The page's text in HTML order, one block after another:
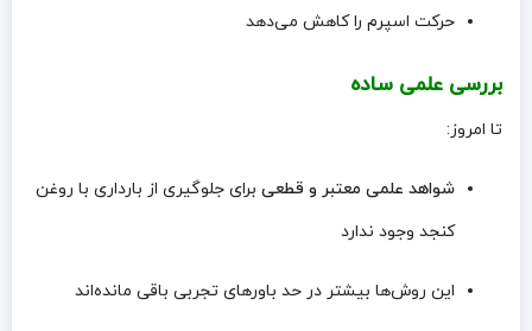
حرکت اسپرم را کاهش می‌دهد
بررسی علمی ساده
تا امروز:
شواهد علمی معتبر و قطعی برای جلوگیری از بارداری با روغن
کنجد وجود ندارد
این روش‌ها بیشتر در حد باورهای تجربی باقی مانده‌اند